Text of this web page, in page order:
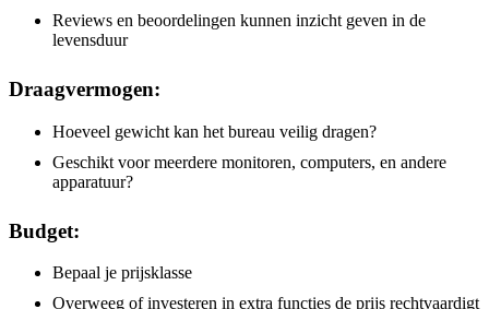
Reviews en beoordelingen kunnen inzicht geven in de
levensduur
Draagvermogen:
Hoeveel gewicht kan het bureau veilig dragen?
Geschikt voor meerdere monitoren, computers, en andere
apparatuur?
Budget:
Bepaal je prijsklasse
Overweeg of investeren in extra functies de prijs rechtvaardigt